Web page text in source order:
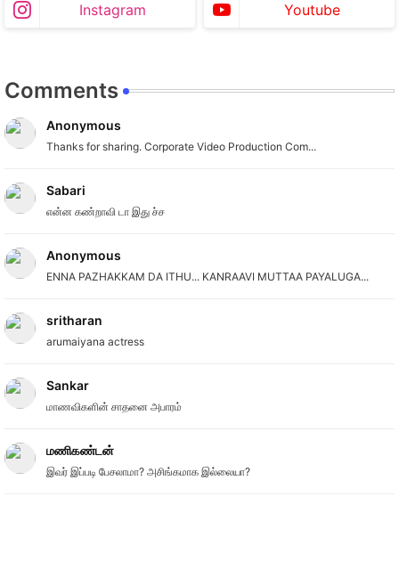
Instagram Youtube
Comments
Anonymous
Thanks for sharing. Corporate Video Production Com...
Sabari
என்ன கண்றாவி டா இது ச்ச
Anonymous
ENNA PAZHAKKAM DA ITHU... KANRAAVI MUTTAA PAYALUGA...
sritharan
arumaiyana actress
Sankar
மாணவிகளின் சாதனை அபாரம்
மணிகண்டன்
இவர் இப்படி பேசலாமா? அசிங்கமாக இல்லையா?